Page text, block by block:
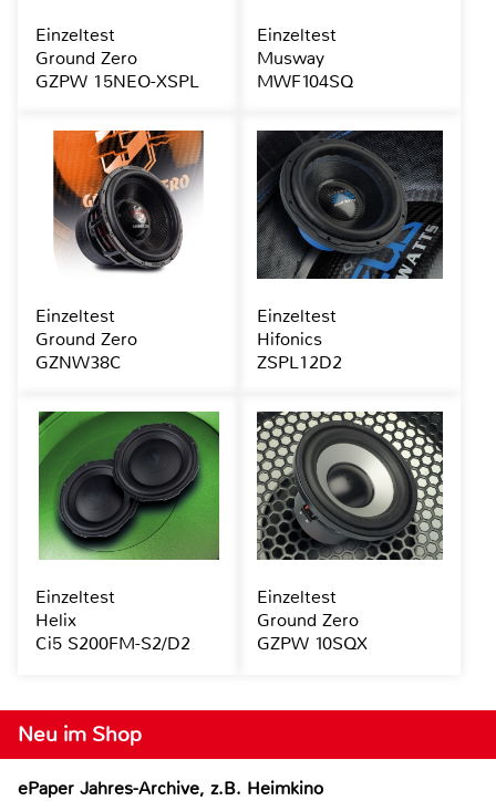
Neu im Shop
ePaper Jahres-Archive, z.B. Heimkino
Einzeltest
Ground Zero
GZPW 15NEO-XSPL
Einzeltest
Musway
MWF104SQ
Einzeltest
Ground Zero
GZNW38C
Einzeltest
Hifonics
ZSPL12D2
Einzeltest
Helix
Ci5 S200FM-S2/D2
Einzeltest
Ground Zero
GZPW 10SQX